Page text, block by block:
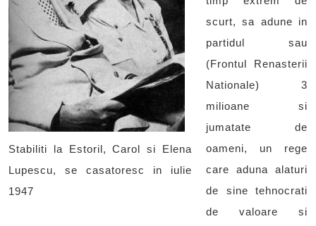
Stabiliti la Estoril, Carol si Elena
Lupescu, se casatoresc in iulie
1947
scurt, sa adune in
partidul sau
(Frontul Renasterii
Nationale) 3
milioane si
jumatate de
oameni, un rege
care aduna alaturi
de sine tehnocrati
de valoare si